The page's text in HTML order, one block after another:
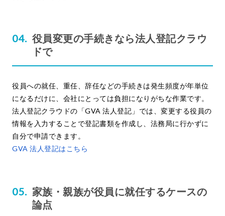
役員変更の手続きなら法人登記クラウ
ドで
役員への就任、重任、辞任などの手続きは発生頻度が年単位
になるだけに、会社にとっては負担になりがちな作業です。
法人登記クラウドの「GVA 法人登記」では、変更する役員の
情報を入力することで登記書類を作成し、法務局に行かずに
自分で申請できます。
GVA 法人登記はこちら
家族・親族が役員に就任するケースの
論点